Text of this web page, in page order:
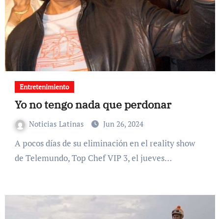
Entretenimiento
Yo no tengo nada que perdonar
Noticias Latinas Jun 26, 2024
A pocos días de su eliminación en el reality show
de Telemundo, Top Chef VIP 3, el jueves…